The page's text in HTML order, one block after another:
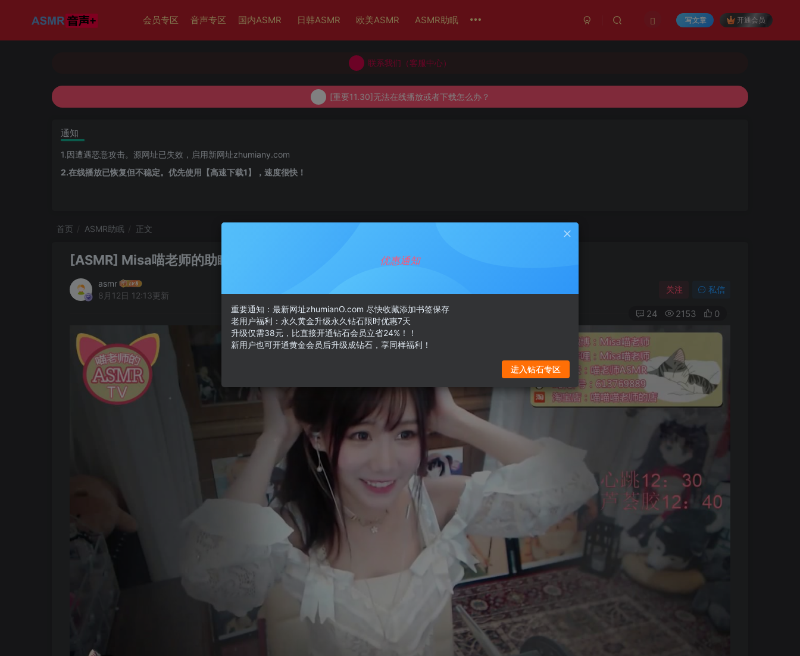
会员专区 音声专区 国内ASMR 日韩ASMR 欧美ASMR ASMR助眠 写文章 开通会员
联系我们（客服中心）
联系我们（客服中心）
联系我们（客服中心）
[重要11.30]无法在线播放或者下载怎么办？
[重要11.30]无法在线播放或者下载怎么办？
通知
1.因遭遇恶意攻击。源网址已失效，启用新网址zhumiany.com
2.在线播放已恢复但不稳定。优先使用【高速下载1】，速度很快！
首页 ASMR助眠 正文
[ASMR] Misa喵老师的助眠时间4小时
asmr
8月12日 12:13更新
关注 私信
24 2153 0
优惠通知
重要通知：最新网址zhumianO.com 尽快收藏添加书签保存
老用户福利：永久黄金升级永久钻石限时优惠7天
升级仅需38元，比直接开通钻石会员立省24%！！
新用户也可开通黄金会员后升级成钻石，享同样福利！
进入钻石专区